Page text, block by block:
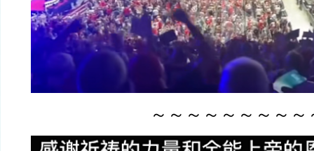
～～～～～～～～～